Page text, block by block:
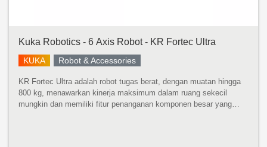
Kuka Robotics - 6 Axis Robot - KR Fortec Ultra
KUKA Robot & Accessories
KR Fortec Ultra adalah robot tugas berat, dengan muatan hingga
800 kg, menawarkan kinerja maksimum dalam ruang sekecil
mungkin dan memiliki fitur penanganan komponen besar yang